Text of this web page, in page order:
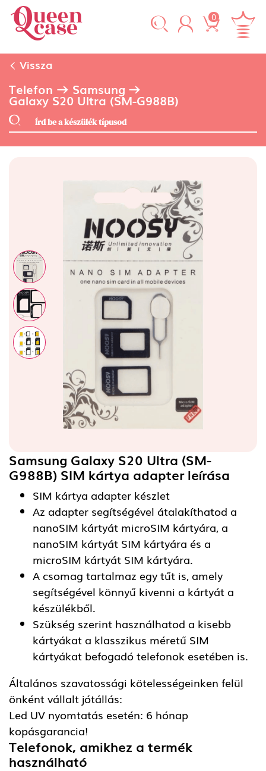
0
Vissza
Telefon Samsung
Galaxy S20 Ultra (SM-G988B)
Samsung Galaxy S20 Ultra (SM-
G988B) SIM kártya adapterleírása
SIM kártya adapter készlet
Az adapter segítségével átalakíthatod a
nanoSIM kártyát microSIM kártyára, a
nanoSIM kártyát SIM kártyára és a
microSIM kártyát SIM kártyára.
A csomag tartalmaz egy tűt is, amely
segítségével könnyű kivenni a kártyát a
készülékből.
Szükség szerint használhatod a kisebb
kártyákat a klasszikus méretű SIM
kártyákat befogadó telefonok esetében is.
Általános szavatossági kötelességeinken felül
önként vállalt jótállás:
Led UV nyomtatás esetén: 6 hónap
kopásgarancia!
Telefonok, amikhez a termék
használható